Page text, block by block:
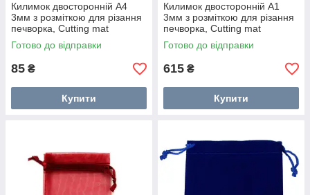
Килимок двосторонній А4
3мм з розміткою для різання
печворка, Cutting mat
Готово до відправки
85 ₴
Купити
Килимок двосторонній А1
3мм з розміткою для різання
печворка, Cutting mat
Готово до відправки
615 ₴
Купити